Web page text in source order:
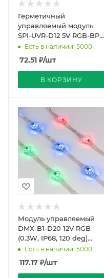
Герметичный
управляемый модуль
SPI-UVR-D12 5V RGB-BPT
(0.3W, IP67, 90 deg)
(Arlight, Пластик, 5 лет)
Есть в наличии: 5000
72.51 ₽/шт
В КОРЗИНУ
Модуль управляемый
DMX-B1-D20 12V RGB
(0.3W, IP68, 120 deg)
(Arlight, Пластик, 3 года)
Есть в наличии: 5000
117.17 ₽/шт